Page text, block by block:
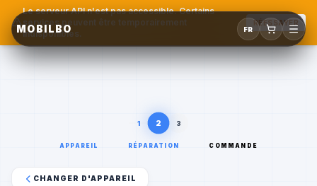
MOBILBO FR
Le serveur API n'est pas accessible. Certains
services peuvent être temporairement
indisponibles.
RÉESSAYER
1 2 3
APPAREIL RÉPARATION COMMANDE
CHANGER D'APPAREIL